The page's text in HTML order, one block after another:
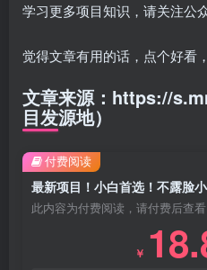
学习更多项目知识，请关注公
觉得文章有用的话，点个好看
文章来源：https://
目发源地）
此内容为付费阅读，请付费后查看
￥
付费阅读